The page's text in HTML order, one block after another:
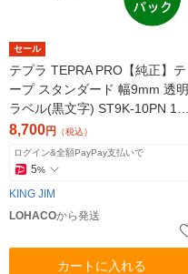
セール
テプラ TEPRA PRO【純正】テ
ープ スタンダード 幅9mm 透明
ラベル(黒文字) ST9K-10PN 1セ
ット（10個入）
8,700円 （税込）
ログイン&全額PayPay支払いで
5%
KING JIM
LOHACOから発送
カートに入れる